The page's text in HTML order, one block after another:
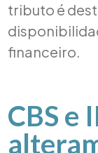
tributo é
financeiro.
CBS e